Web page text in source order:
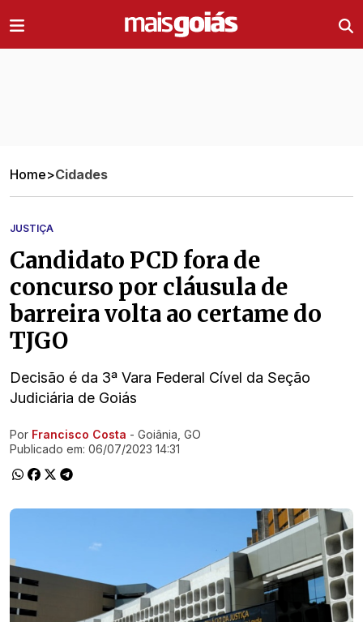
Home>Cidades
JUSTIÇA
Candidato PCD fora de
concurso por cláusula de
barreira volta ao certame do
TJGO
Decisão é da 3ª Vara Federal Cível da Seção
Judiciária de Goiás
Ir direto pra matéria
Por Francisco Costa - Goiânia, GO
Publicado em: 06/07/2023 14:31